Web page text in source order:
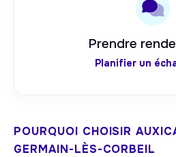
Prendre
Planifier un
POURQUOI CHOISIR
GERMAIN-LÈS-CORBEIL